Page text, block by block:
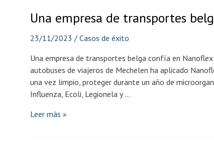
Una empresa de transportes
23/11/2023 / Casos de éxito
Una empresa de transportes belga confía en
autobuses de viajeros de Mechelen ha aplicado
una vez limpio, proteger durante un año de
Influenza, Ecoli, Legionela y …
Una
Leer más »